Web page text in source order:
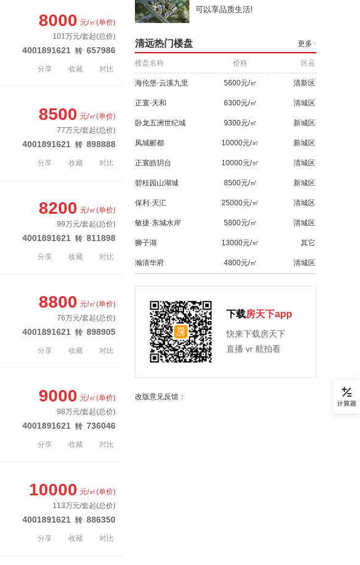
4001891621 转 657986
8000 元/㎡(单价)
101万元/套起(总价)
分享 收藏 对比
4001891621 转 898888
8500 元/㎡(单价)
77万元/套起(总价)
分享 收藏 对比
4001891621 转 811898
8200 元/㎡(单价)
99万元/套起(总价)
分享 收藏 对比
4001891621 转 898905
8800 元/㎡(单价)
76万元/套起(总价)
分享 收藏 对比
4001891621 转 736046
9000 元/㎡(单价)
98万元/套起(总价)
分享 收藏 对比
4001891621 转 886350
10000 元/㎡(单价)
113万元/套起(总价)
分享 收藏 对比
可以享品质生活!
清远热门楼盘 更多>
楼盘名称 价格 区县
海伦堡·云溪九里 5600元/㎡ 清新区
正寰·天和 6300元/㎡ 清城区
卧龙五洲世纪城 9300元/㎡ 新城区
凤城郦都 10000元/㎡ 新城区
正寰皓玥台 10000元/㎡ 清城区
碧桂园山湖城 8500元/㎡ 新城区
保利·天汇 25000元/㎡ 清城区
敏捷·东城水岸 5800元/㎡ 清城区
狮子湖 13000元/㎡ 其它
瀚清华府 4800元/㎡ 清城区
下载房天下app
快来下载房天下
直播 vr 航拍看
改版意见反馈：